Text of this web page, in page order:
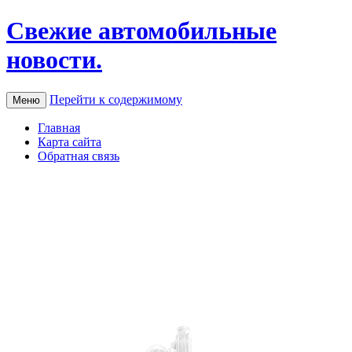
Свежие автомобильные
новости.
Меню Перейти к содержимому
Главная
Карта сайта
Обратная связь